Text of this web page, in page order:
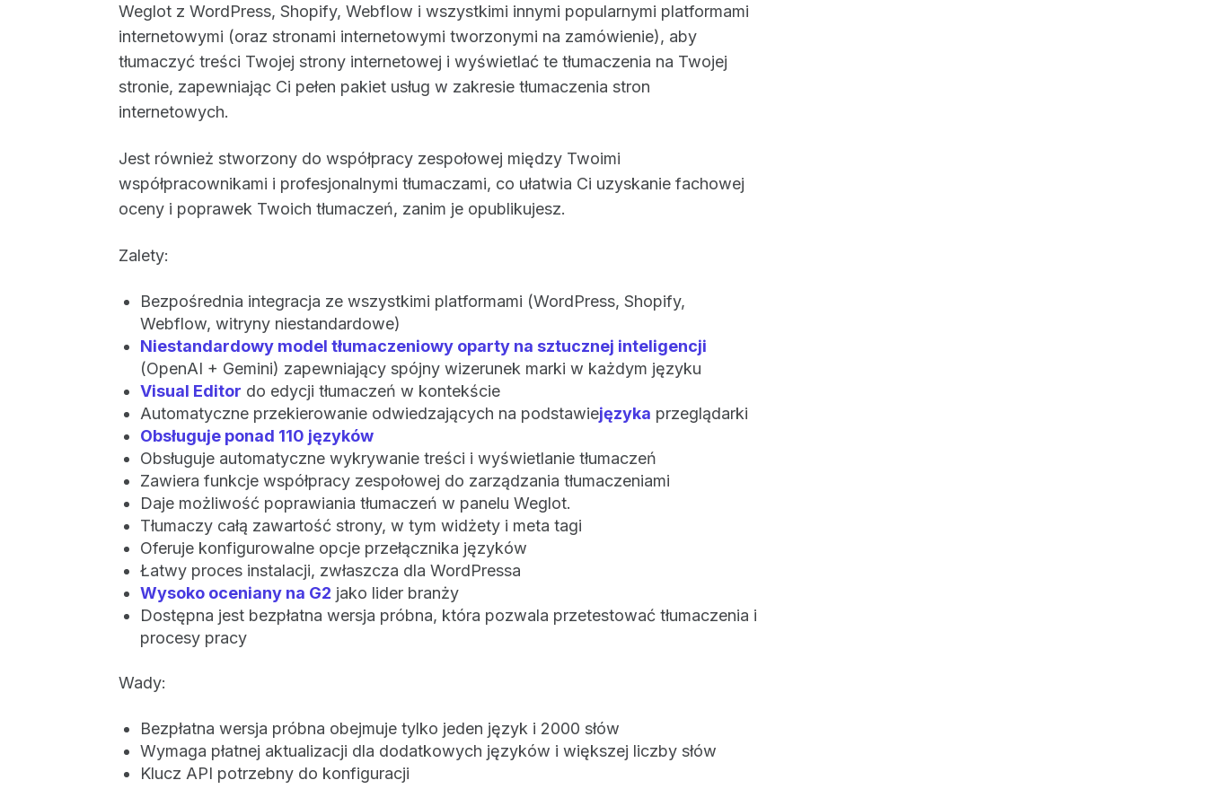
Weglot z WordPress, Shopify, Webflow i wszystkimi innymi popularnymi platformami
internetowymi (oraz stronami internetowymi tworzonymi na zamówienie), aby
tłumaczyć treści Twojej strony internetowej i wyświetlać te tłumaczenia na Twojej
stronie, zapewniając Ci pełen pakiet usług w zakresie tłumaczenia stron
internetowych.
Jest również stworzony do współpracy zespołowej między Twoimi
współpracownikami i profesjonalnymi tłumaczami, co ułatwia Ci uzyskanie fachowej
oceny i poprawek Twoich tłumaczeń, zanim je opublikujesz.
Zalety:
Bezpośrednia integracja ze wszystkimi platformami (WordPress, Shopify,
Webflow, witryny niestandardowe)
Niestandardowy model tłumaczeniowy oparty na sztucznej inteligencji
(OpenAI + Gemini) zapewniający spójny wizerunek marki w każdym języku
Visual Editor do edycji tłumaczeń w kontekście
Automatyczne przekierowanie odwiedzających na podstawiejęzyka przeglądarki‍
Obsługuje ponad 110 języków‍
Obsługuje automatyczne wykrywanie treści i wyświetlanie tłumaczeń
Zawiera funkcje współpracy zespołowej do zarządzania tłumaczeniami
Daje możliwość poprawiania tłumaczeń w panelu Weglot.
Tłumaczy całą zawartość strony, w tym widżety i meta tagi
Oferuje konfigurowalne opcje przełącznika języków
Łatwy proces instalacji, zwłaszcza dla WordPressa
Wysoko oceniany na G2 jako lider branży
Dostępna jest bezpłatna wersja próbna, która pozwala przetestować tłumaczenia i
procesy pracy
Wady:
Bezpłatna wersja próbna obejmuje tylko jeden język i 2000 słów
Wymaga płatnej aktualizacji dla dodatkowych języków i większej liczby słów
Klucz API potrzebny do konfiguracji